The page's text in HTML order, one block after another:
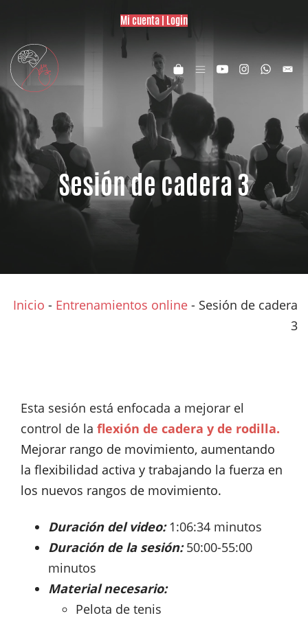
Mi cuenta | Login
Sesión de cadera 3
Inicio - Entrenamientos online - Sesión de cadera
3
Esta sesión está enfocada a mejorar el
control de la flexión de cadera y de rodilla.
Mejorar rango de movimiento, aumentando
la flexibilidad activa y trabajando la fuerza en
los nuevos rangos de movimiento.
Duración del video: 1:06:34 minutos
Duración de la sesión:50:00-55:00
minutos
Material necesario:
Pelota de tenis